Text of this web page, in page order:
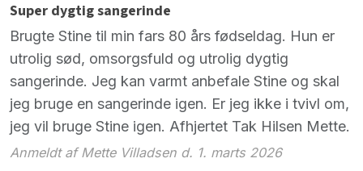
Super dygtig sangerinde
Brugte Stine til min fars 80 års fødseldag. Hun er
utrolig sød, omsorgsfuld og utrolig dygtig
sangerinde. Jeg kan varmt anbefale Stine og skal
jeg bruge en sangerinde igen. Er jeg ikke i tvivl om,
jeg vil bruge Stine igen. Afhjertet Tak Hilsen Mette.
Anmeldt af Mette Villadsen d. 1. marts 2026